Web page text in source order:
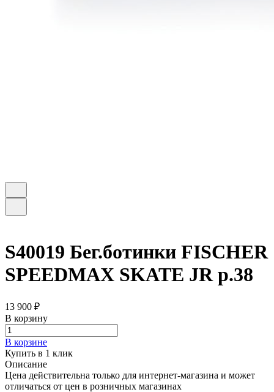
S40019 Бег.ботинки FISCHER
SPEEDMAX SKATE JR р.38
13 900 ₽
В корзину
В корзине
Купить в 1 клик
Описание
Цена действительна только для интернет-магазина и может
отличаться от цен в розничных магазинах